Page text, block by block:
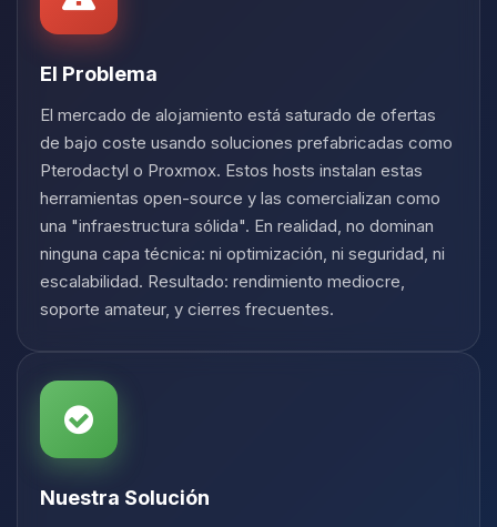
El Problema
El mercado de alojamiento está saturado de ofertas
de bajo coste usando soluciones prefabricadas como
Pterodactyl o Proxmox. Estos hosts instalan estas
herramientas open-source y las comercializan como
una "infraestructura sólida". En realidad, no dominan
ninguna capa técnica: ni optimización, ni seguridad, ni
escalabilidad. Resultado: rendimiento mediocre,
soporte amateur, y cierres frecuentes.
Nuestra Solución
06/08/2026 11:35